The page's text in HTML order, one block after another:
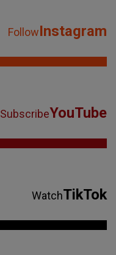
FollowInstagram
SubscribeYouTube
WatchTikTok